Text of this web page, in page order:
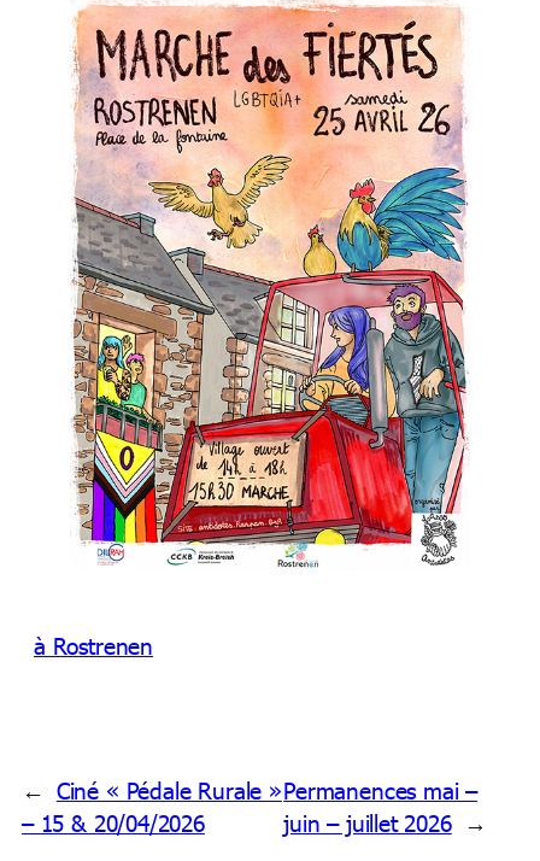
à Rostrenen
← Ciné « Pédale Rurale »
– 15 & 20/04/2026
Permanences mai –
juin – juillet 2026 →